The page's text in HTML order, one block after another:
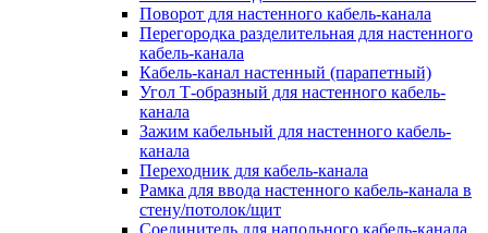
Поворот для настенного кабель-канала
Перегородка разделительная для настенного
кабель-канала
Кабель-канал настенный (парапетный)
Угол Т-образный для настенного кабель-
канала
Зажим кабельный для настенного кабель-
канала
Переходник для кабель-канала
Рамка для ввода настенного кабель-канала в
стену/потолок/щит
Соединитель для напольного кабель-канала